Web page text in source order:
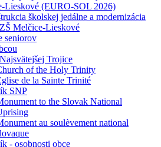
Lieskové (EURO-SOL 2026)
školskej jedálne a modernizácia
Melčice-Lieskové
seniorov
Trojice
of the Holy Trinity
de la Sainte Trinité
SNP
to the Slovak National
au soulèvement national
- osobnosti obce